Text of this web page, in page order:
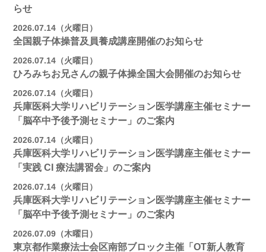
らせ
2026.07.14（火曜日）
全国親子体操普及員養成講座開催のお知らせ
2026.07.14（火曜日）
ひろみちお兄さんの親子体操全国大会開催のお知らせ
2026.07.14（火曜日）
兵庫医科大学リハビリテーション医学講座主催セミナー
「脳卒中予後予測セミナー」のご案内
2026.07.14（火曜日）
兵庫医科大学リハビリテーション医学講座主催セミナー
「実践 CI 療法講習会」のご案内
2026.07.14（火曜日）
兵庫医科大学リハビリテーション医学講座主催セミナー
「脳卒中予後予測セミナー」のご案内
2026.07.09（木曜日）
東京都作業療法士会区南部ブロック主催「OT新人教育